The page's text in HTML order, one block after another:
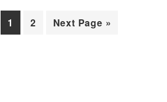
ペ
ー
1
ペ
2
Go
Next Page »